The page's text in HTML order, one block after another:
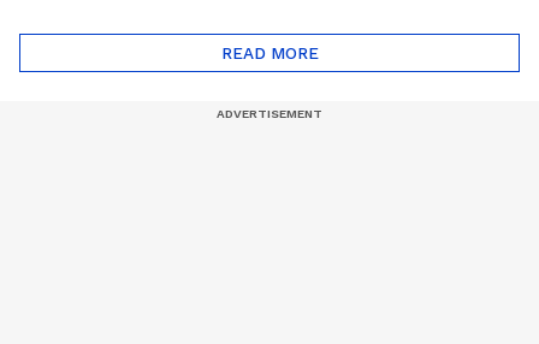
റിപ്പോർട്ട് പുറത്ത് |
Blast
READ MORE